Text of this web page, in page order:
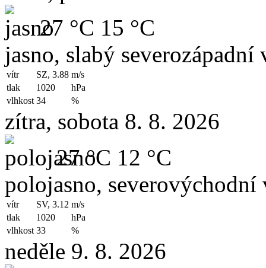
27 °C 15 °C
jasno, slabý severozápadní
vítr SZ, 3.88 m/s
tlak
1020
hPa
vlhkost 34 %
zítra, sobota 8. 8. 2026
27 °C 12 °C
polojasno, severovýchodní
vítr SV, 3.12 m/s
tlak
1020
hPa
vlhkost 33 %
neděle 9. 8. 2026